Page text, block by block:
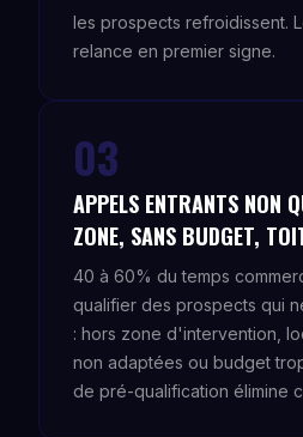
les prospects refroidissent.
relance en premier signe.
03
APPELS ENTRANTS NON
ZONE, SANS BUDGET,
40 à 60% du temps
qualifier des prospects qui
: hors zone d'intervention,
non adaptées ou budget
de pré-qualification élimine